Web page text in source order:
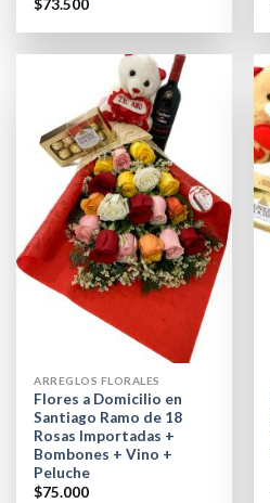
$73.500
ARREGLOS FLORALES
Flores a Domicilio en
Santiago Ramo de 18
Rosas Importadas +
Bombones + Vino +
Peluche
$75.000